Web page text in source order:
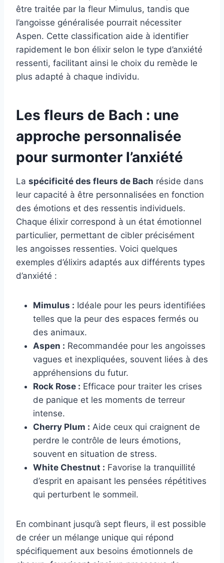
être traitée par la fleur Mimulus, tandis que
l’angoisse généralisée pourrait nécessiter
Aspen. Cette classification aide à identifier
rapidement le bon élixir selon le type d’anxiété
ressenti, facilitant ainsi le choix du remède le
plus adapté à chaque individu.
Les fleurs de Bach : une
approche personnalisée
pour surmonter l’anxiété
La spécificité des fleurs de Bach réside dans
leur capacité à être personnalisées en fonction
des émotions et des ressentis individuels.
Chaque élixir correspond à un état émotionnel
particulier, permettant de cibler précisément
les angoisses ressenties. Voici quelques
exemples d’élixirs adaptés aux différents types
d’anxiété :
Mimulus : Idéale pour les peurs identifiées
telles que la peur des espaces fermés ou
des animaux.
Aspen : Recommandée pour les angoisses
vagues et inexpliquées, souvent liées à des
appréhensions du futur.
Rock Rose : Efficace pour traiter les crises
de panique et les moments de terreur
intense.
Cherry Plum : Aide ceux qui craignent de
perdre le contrôle de leurs émotions,
souvent en situation de stress.
White Chestnut : Favorise la tranquillité
d’esprit en apaisant les pensées répétitives
qui perturbent le sommeil.
En combinant jusqu’à sept fleurs, il est possible
de créer un mélange unique qui répond
spécifiquement aux besoins émotionnels de